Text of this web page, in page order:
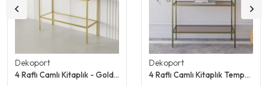
Dekoport
4 Raflı Camlı Kitaplık - Gold Ayak - Temperli Şeffaf Cam
Dekoport
4 Raflı Camlı Kitaplık Temperli Bronz Cam